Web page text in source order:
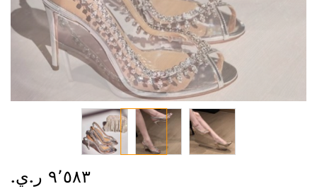
إلى
٩٬٥٨٣ ر.ي.‏